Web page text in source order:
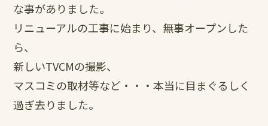
な事がありました。
リニューアルの工事に始まり、無事オープンした
ら、
新しいTVCMの撮影、
マスコミの取材等など・・・本当に目まぐるしく
過ぎ去りました。